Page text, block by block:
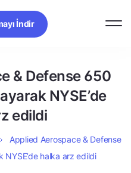
İndir
& Defense 650
NYSE’de
edildi
Applied Aerospace & Defense
halka arz edildi